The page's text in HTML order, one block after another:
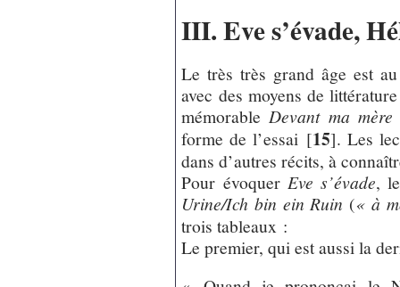
III. Eve s’évade,
Le très très grand âge est
avec des moyens de
mémorable Devant ma mère
forme de l’essai [15]. Les
dans d’autres récits, à
Pour évoquer Eve s’évade,
Urine/Ich bin ein Ruin (« à
trois tableaux :
Le premier, qui est aussi la